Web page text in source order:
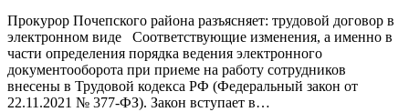
Прокурор Почепского района разъясняет: трудовой договор в
электронном виде Соответствующие изменения, а именно в
части определения порядка ведения электронного
документооборота при приеме на работу сотрудников
внесены в Трудовой кодекса РФ (Федеральный закон от
22.11.2021 № 377-ФЗ). Закон вступает в…